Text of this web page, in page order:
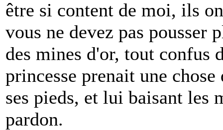
être si content de moi, ils
vous ne devez pas
des mines d'or, tout confus
princesse prenait une
ses pieds, et lui baisant
pardon.